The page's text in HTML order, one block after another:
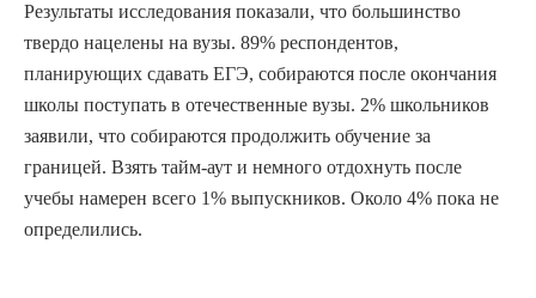
Результаты исследования показали, что большинство
твердо нацелены на вузы. 89% респондентов,
планирующих сдавать ЕГЭ, собираются после окончания
школы поступать в отечественные вузы. 2% школьников
заявили, что собираются продолжить обучение за
границей. Взять тайм-аут и немного отдохнуть после
учебы намерен всего 1% выпускников. Около 4% пока не
определились.